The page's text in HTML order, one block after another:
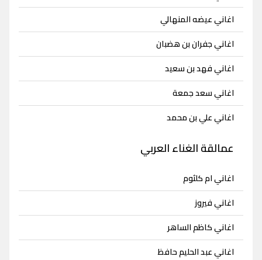
اغاني عيضه المنهالي
اغاني جفران بن هضبان
اغاني فهد بن سعيد
اغاني سعد جمعة
اغاني علي بن محمد
عمالقة الغناء العربي
اغاني ام كلثوم
اغاني فيروز
اغاني كاظم الساهر
اغاني عبد الحليم حافظ